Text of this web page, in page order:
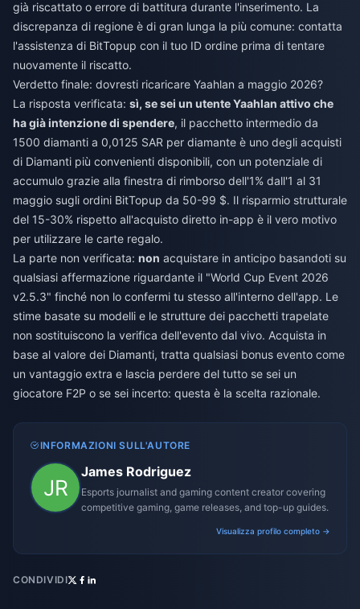
già riscattato o errore di battitura durante l'inserimento. La
discrepanza di regione è di gran lunga la più comune: contatta
l'assistenza di BitTopup con il tuo ID ordine prima di tentare
nuovamente il riscatto.
Verdetto finale: dovresti ricaricare Yaahlan a maggio 2026?
La risposta verificata: sì, se sei un utente Yaahlan attivo che
ha già intenzione di spendere, il pacchetto intermedio da
1500 diamanti a 0,0125 SAR per diamante è uno degli acquisti
di Diamanti più convenienti disponibili, con un potenziale di
accumulo grazie alla finestra di rimborso dell'1% dall'1 al 31
maggio sugli ordini BitTopup da 50-99 $. Il risparmio strutturale
del 15-30% rispetto all'acquisto diretto in-app è il vero motivo
per utilizzare le carte regalo.
La parte non verificata: non acquistare in anticipo basandoti su
qualsiasi affermazione riguardante il "World Cup Event 2026
v2.5.3" finché non lo confermi tu stesso all'interno dell'app. Le
stime basate su modelli e le strutture dei pacchetti trapelate
non sostituiscono la verifica dell'evento dal vivo. Acquista in
base al valore dei Diamanti, tratta qualsiasi bonus evento come
un vantaggio extra e lascia perdere del tutto se sei un
giocatore F2P o se sei incerto: questa è la scelta razionale.
INFORMAZIONI SULL'AUTORE
James Rodriguez
Esports journalist and gaming content creator covering
competitive gaming, game releases, and top-up guides.
Visualizza profilo completo →
CONDIVIDI